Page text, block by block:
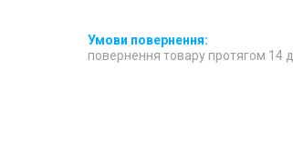
повернення товару протягом 14